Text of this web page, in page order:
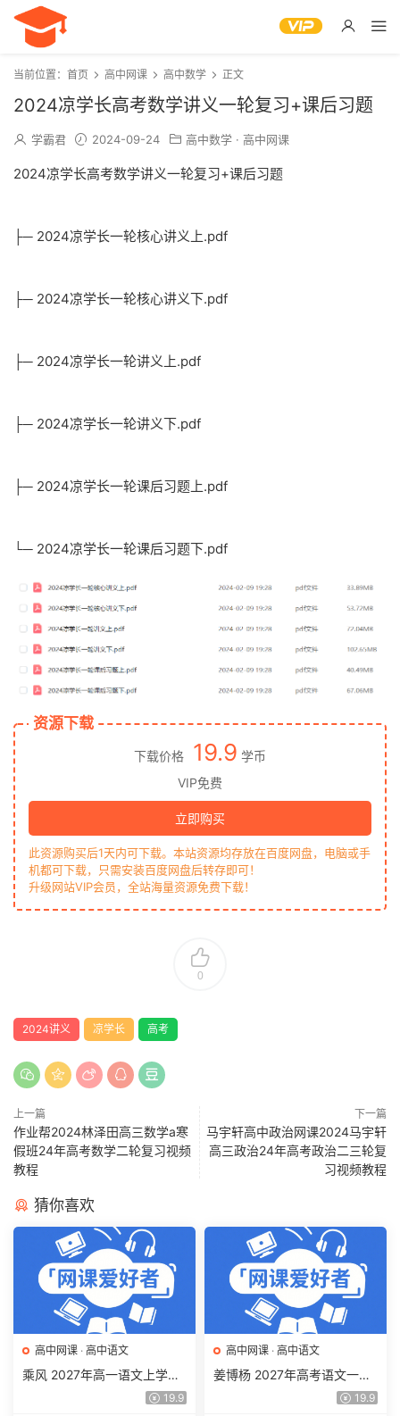
当前位置： 首页 高中网课 高中数学 正文
2024凉学长高考数学讲义一轮复习+课后习题
学霸君 2024-09-24 高中数学 · 高中网课
2024凉学长高考数学讲义一轮复习+课后习题
├─ 2024凉学长一轮核心讲义上.pdf
├─ 2024凉学长一轮核心讲义下.pdf
├─ 2024凉学长一轮讲义上.pdf
├─ 2024凉学长一轮讲义下.pdf
├─ 2024凉学长一轮课后习题上.pdf
└─ 2024凉学长一轮课后习题下.pdf
资源下载
下载价格 19.9 学币
VIP免费
立即购买
此资源购买后1天内可下载。本站资源均存放在百度网盘，电脑或手
机都可下载，只需安装百度网盘后转存即可！
升级网站VIP会员，全站海量资源免费下载！
0
2024讲义 凉学长 高考
上一篇
作业帮2024林泽田高三数学a寒
假班24年高考数学二轮复习视频
教程
下一篇
马宇轩高中政治网课2024马宇轩
高三政治24年高考政治二三轮复
习视频教程
猜你喜欢
高中网课 · 高中语文
乘风 2027年高一语文上学期
网课教程 高一语文 暑假班视
19.9
高中网课 · 高中语文
姜博杨 2027年高考语文一轮
复习网课教程 高三语文 上学
19.9